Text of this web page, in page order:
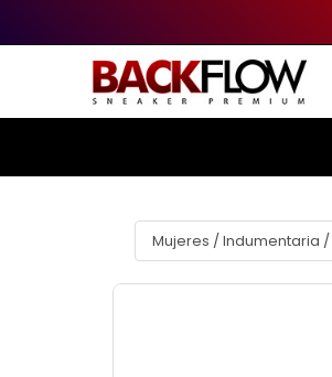
Mujeres / Indumentaria /